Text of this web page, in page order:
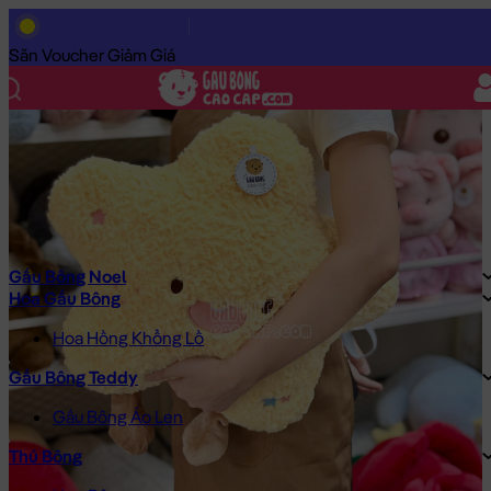
Săn Voucher Giảm Giá
Gấu Bông Noel
Hoa Gấu Bông
Hoa Hồng Khổng Lồ
Gấu Bông Teddy
Gấu Bông Áo Len
Thú Bông
Trang Chủ